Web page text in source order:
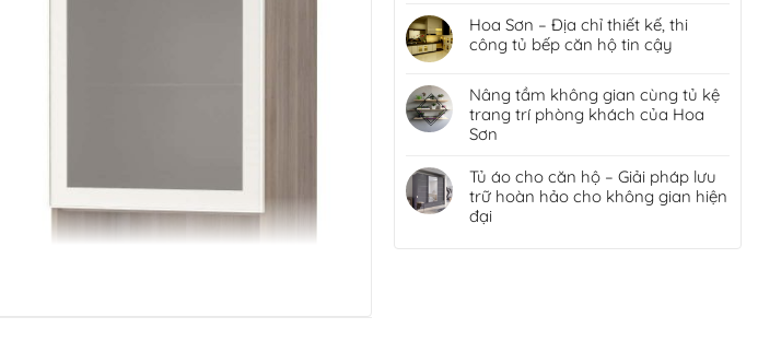
Hoa Sơn – Địa chỉ thiết kế, thi
công tủ bếp căn hộ tin cậy
Nâng tầm không gian cùng tủ kệ
trang trí phòng khách của Hoa
Sơn
Tủ áo cho căn hộ – Giải pháp lưu
trữ hoàn hảo cho không gian hiện
đại